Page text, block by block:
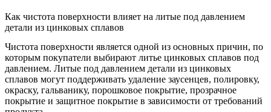
Как чистота поверхности влияет на литые под давлением
детали из цинковых сплавов
Чистота поверхности является одной из основных причин, по
которым покупатели выбирают литье цинковых сплавов под
давлением. Литые под давлением детали из цинковых
сплавов могут поддерживать удаление заусенцев, полировку,
окраску, гальванику, порошковое покрытие, прозрачное
покрытие и защитное покрытие в зависимости от требований